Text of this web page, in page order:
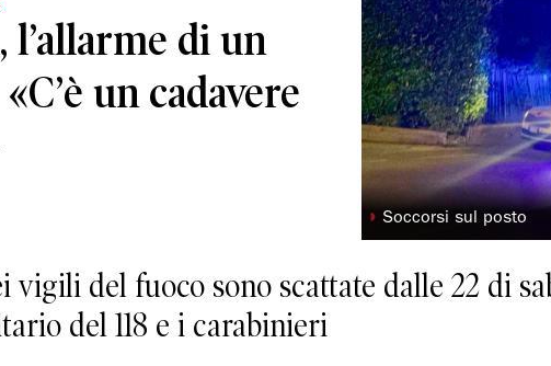
l’allarme di un
un cadavere
◗ Soccorsi sul posto
vigili del fuoco sono scattate dalle 22 di
del 118 e i carabinieri